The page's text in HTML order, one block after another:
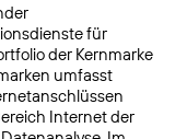
für
der Kernmarke
umfasst
Internet der